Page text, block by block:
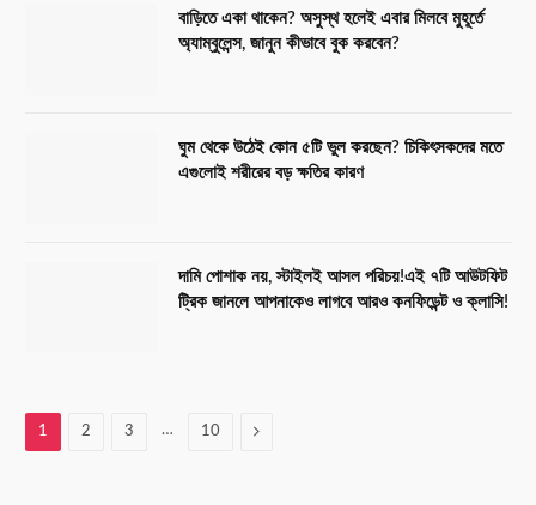
বাড়িতে একা থাকেন? অসুস্থ হলেই এবার মিলবে মুহূর্তে
অ্যাম্বুলেন্স, জানুন কীভাবে বুক করবেন?
ঘুম থেকে উঠেই কোন ৫টি ভুল করছেন? চিকিৎসকদের মতে
এগুলোই শরীরের বড় ক্ষতির কারণ
দামি পোশাক নয়, স্টাইলই আসল পরিচয়!এই ৭টি আউটফিট
ট্রিক জানলে আপনাকেও লাগবে আরও কনফিডেন্ট ও ক্লাসি!
1 2 3 … 10 Next